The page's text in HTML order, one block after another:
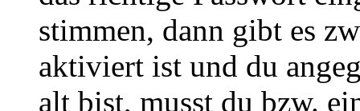
stimmen, dann gibt es
aktiviert ist und du
alt bist, musst du bzw.